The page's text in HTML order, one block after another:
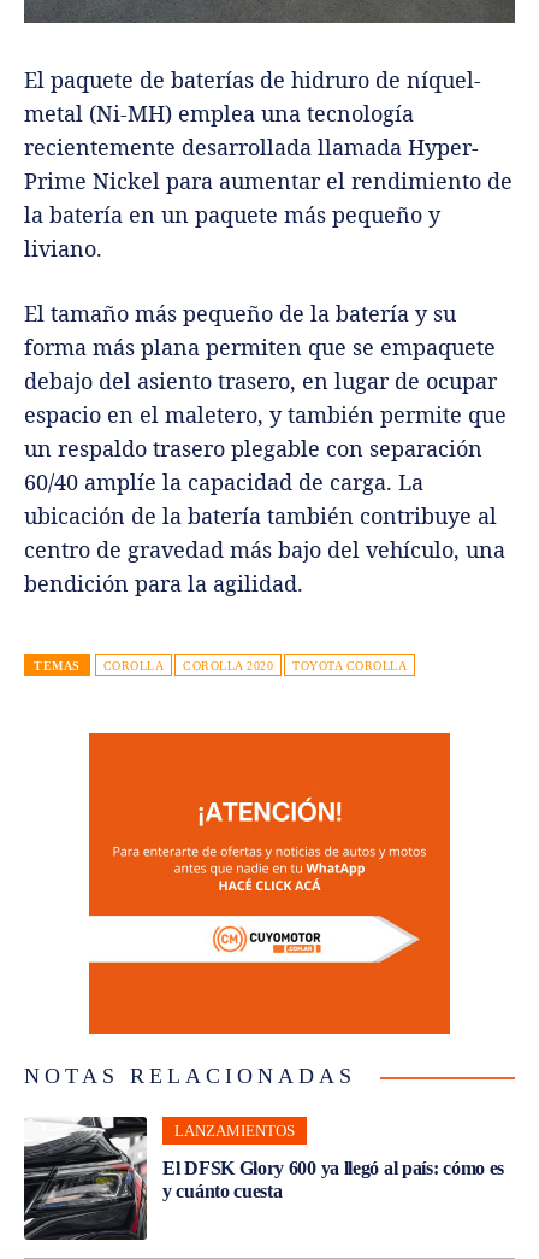
El paquete de baterías de hidruro de níquel-
metal (Ni-MH) emplea una tecnología
recientemente desarrollada llamada Hyper-
Prime Nickel para aumentar el rendimiento de
la batería en un paquete más pequeño y
liviano.
El tamaño más pequeño de la batería y su
forma más plana permiten que se empaquete
debajo del asiento trasero, en lugar de ocupar
espacio en el maletero, y también permite que
un respaldo trasero plegable con separación
60/40 amplíe la capacidad de carga. La
ubicación de la batería también contribuye al
centro de gravedad más bajo del vehículo, una
bendición para la agilidad.
TEMAS COROLLA COROLLA 2020 TOYOTA COROLLA
NOTAS RELACIONADAS
LANZAMIENTOS
El DFSK Glory 600 ya llegó al país: cómo es
y cuánto cuesta